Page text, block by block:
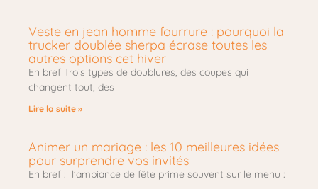
Veste en jean homme fourrure : pourquoi la
trucker doublée sherpa écrase toutes les
autres options cet hiver
En bref Trois types de doublures, des coupes qui
changent tout, des
Lire la suite »
Animer un mariage : les 10 meilleures idées
pour surprendre vos invités
En bref : l’ambiance de fête prime souvent sur le menu :